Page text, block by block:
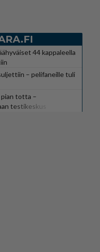
44 kappaleella
– pelifaneille tuli
totta –
testikeskus